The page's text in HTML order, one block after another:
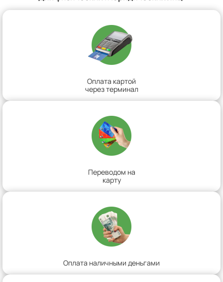
Оплата картой
через терминал
Переводом на
карту
Оплата наличными деньгами